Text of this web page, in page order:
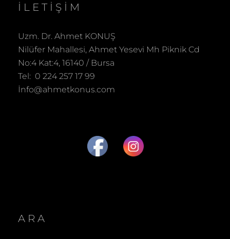
İLETIŞIM
Uzm. Dr. Ahmet KONUŞ
Nilüfer Mahallesi, Ahmet Yesevi Mh Piknik Cd
No:4 Kat:4, 16140 / Bursa
Tel: 0 224 257 17 99
İnfo@ahmetkonus.com
ARA